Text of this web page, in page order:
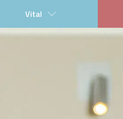
Vital